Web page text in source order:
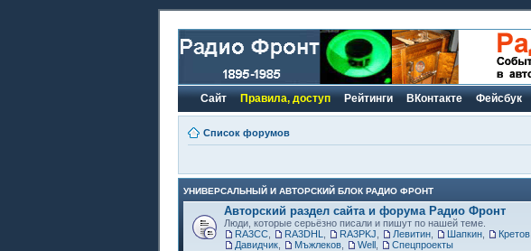
Сайт Правила, доступ Рейтинги ВКонтакте Фейсбук
Список форумов
УНИВЕРСАЛЬНЫЙ И АВТОРСКИЙ БЛОК РАДИО ФРОНТ
Авторский раздел сайта и форума Радио Фронт
Люди, которые серьёзно писали и пишут по нашей теме.
RA3CC
RA3DHL RA3PKJ Левитин Шапкин Кретов
Давидчик
Мъжлеков Well Спецпроекты